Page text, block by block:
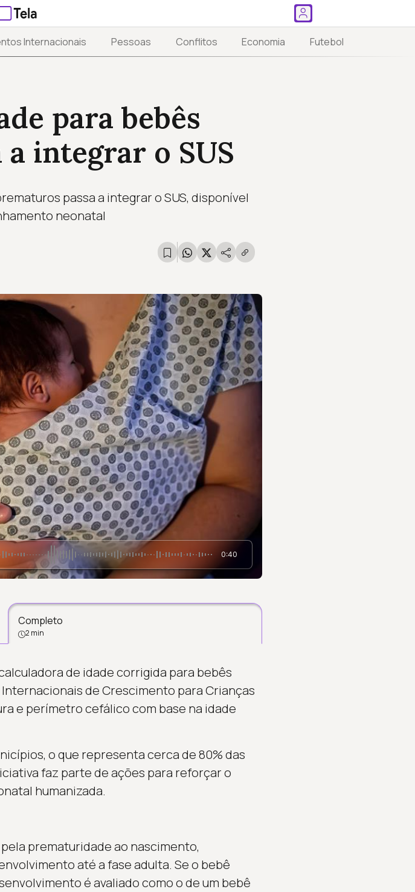
Internacionais Pessoas Conflitos Economia Futebol
para bebês
integrar o SUS
passa a integrar o SUS, disponível
neonatal
0:40
Completo
2 min
de idade corrigida para bebês
de Crescimento para Crianças
e perímetro cefálico com base na idade
o que representa cerca de 80% das
faz parte de ações para reforçar o
humanizada.
prematuridade ao nascimento,
até a fase adulta. Se o bebê
é avaliado como o de um bebê